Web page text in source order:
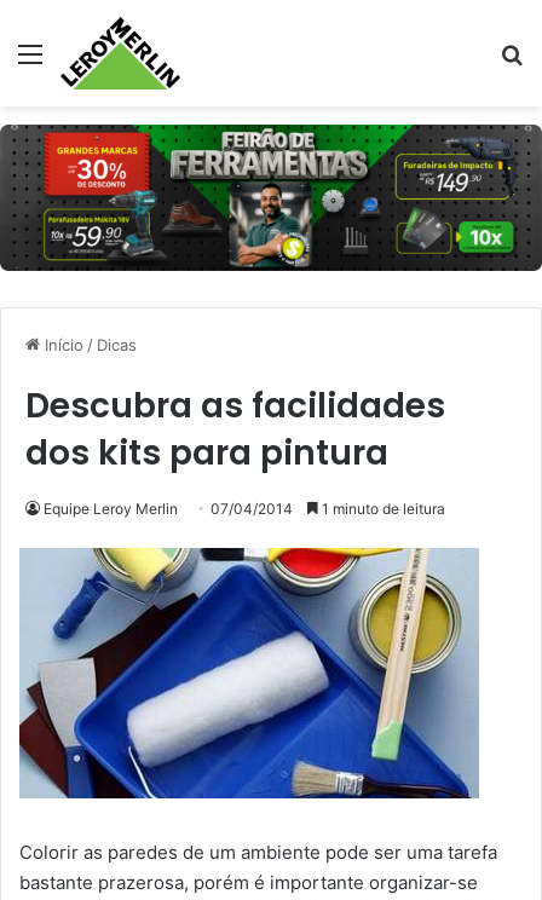
Menu
Início / Dicas
Descubra as facilidades
dos kits para pintura
Equipe Leroy Merlin 07/04/2014 1 minuto de leitura
Colorir as paredes de um ambiente pode ser uma tarefa
bastante prazerosa, porém é importante organizar-se